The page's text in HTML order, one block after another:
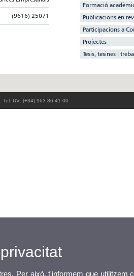
(9616) 25071
Formació
Publicacions en
Participacions a
Projectes
Tesis, tesines i
Tel. UV: (+34) 963 86 41 00
Per això, t'informem que utilitzem